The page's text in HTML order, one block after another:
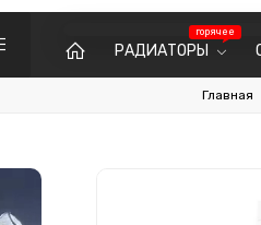
РАДИАТОРЫ
Главная